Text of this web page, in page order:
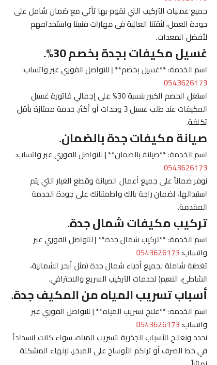
جميع عمليات التركيب التي نقوم بها تأتي مع ضمان شامل على
جودة العمل، لثقتنا العالية في مهارات فنيينا واستخدامهم
لأفضل المعدات.
غسيل مكيفات بجدة بخصم 30%.
اسم الخدمة: **غسيل بخصم** | للتواصل الفوري عبر واتساب:
0543626173
استغل الخصم الكبير بنسبة 30% على إجمالي فاتورة غسيل
المكيفات عند طلب غسيل 3 وحدات أو أكثر. خدمة ممتازة بأقل
تكلفة.
صيانة مكيفات جدة بالضمان.
اسم الخدمة: **صيانة بالضمان** | للتواصل الفوري عبر واتساب:
0543626173
نوفر ضماناً على جميع أعمال الصيانة وقطع الغيار التي يتم
استبدالها، لضمان راحة بالك واطمئنانك على جودة الخدمة
المقدمة.
تركيب مكيفات شمال جدة.
اسم الخدمة: **تركيب شمال جدة** | للتواصل الفوري عبر
واتساب:0543626173
تغطية شاملة لجميع أحياء شمال جدة (مثل أبحر الشمالية،
الشاطئ، النعيم) لخدمات التركيب السريع والاحترافي.
أسباب تسريب المياه من المكيف جدة.
اسم الخدمة: **علاج تسريب المياه** | للتواصل الفوري عبر
واتساب:0543626173
نحدد ونعالج الأسباب الجذرية لتسريب المياه، سواء كانت انسداداً
في خط الصرف أو تراكم الأوساخ على المبخر، لإنهاء المشكلة